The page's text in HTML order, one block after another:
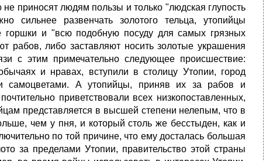
приносят людям пользы и только "людская глупость
сильнее развенчать золотого тельца, утопийцы
горшки и "всю подобную посуду для самых грязных
рабов, либо заставляют носить золотые украшения
с этим примечательно следующее происшествие:
и нравах, вступили в столицу Утопии, город
самоцветами. А утопийцы, приняв их за рабов и
приветствовали всех низкопоставленных,
представляется в высшей степени нелепым, что в
чем у пня, и который столь же бесстыден, как и
по той причине, что ему досталась большая
за пределами Утопии, правительство этой страны